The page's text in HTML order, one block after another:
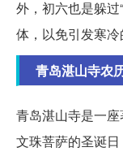
外，初六也是躲过
体，以免引发寒冷
青岛湛山寺农
青岛湛山寺是一
文珠菩萨的圣诞